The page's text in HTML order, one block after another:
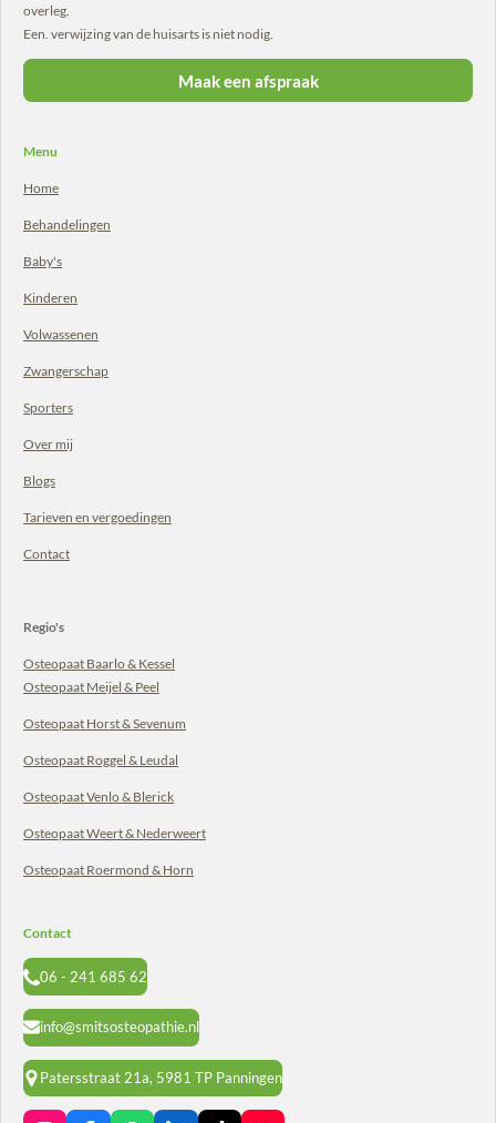
overleg.
Een. verwijzing van de huisarts is niet nodig.
Maak een afspraak
Menu
Home
Behandelingen
Baby's
Kinderen
Volwassenen
Zwangerschap
Sporters
Over mij
Blogs
Tarieven en vergoedingen
Contact
Regio's
Osteopaat Baarlo & Kessel
Osteopaat Meijel & Peel
Osteopaat Horst& Sevenum
Osteopaat Roggel & Leudal
Osteopaat Venlo & Blerick
Osteopaat Weert & Nederweert
Osteopaat Roermond & Horn
Contact
06 - 241 685 62
info@smitsosteopathie.nl
Patersstraat 21a, 5981 TP Panningen